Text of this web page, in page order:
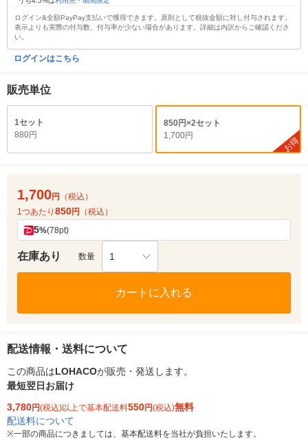
ログイン&全額PayPay支払いで獲得できます。原則として税抜金額に対し付与されます。
表示よりも実際の付与数、付与率が少ない場合があります。詳細は内訳からご確認くださ
い。
ログインはこちら
販売単位
1セット
880円
850円×2セット
1,700円
お得
1,700円
（税込）
1つあたり 850円 （税込）
5%(78pt)
在庫あり 数量 1
カートに入れる
配送情報・送料について
この商品はLOHACOが販売・発送します。
最短翌日お届け
3,780円(税込)以上で基本配送料550円(税込)無料
配送料について
※一部の商品につきましては、基本配送料を当社が負担いたします。